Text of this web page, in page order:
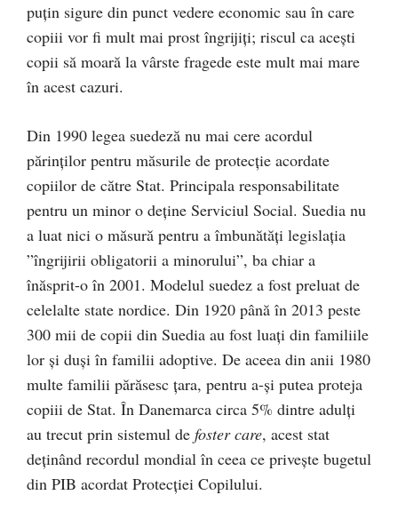
puțin sigure din punct vedere economic sau în care
copiii vor fi mult mai prost îngrijiți; riscul ca acești
copii să moară la vârste fragede este mult mai mare
în acest cazuri.
Din 1990 legea suedeză nu mai cere acordul
părinților pentru măsurile de protecție acordate
copiilor de către Stat. Principala responsabilitate
pentru un minor o deține Serviciul Social. Suedia nu
a luat nici o măsură pentru a îmbunătăți legislația
”îngrijirii obligatorii a minorului”, ba chiar a
înăsprit-o în 2001. Modelul suedez a fost preluat de
celelalte state nordice. Din 1920 până în 2013 peste
300 mii de copii din Suedia au fost luați din familiile
lor și duși în familii adoptive. De aceea din anii 1980
multe familii părăsesc țara, pentru a-și putea proteja
copiii de Stat. În Danemarca circa 5% dintre adulți
au trecut prin sistemul de foster care, acest stat
deținând recordul mondial în ceea ce privește bugetul
din PIB acordat Protecției Copilului.